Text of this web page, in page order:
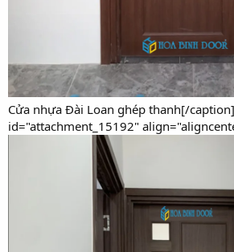
Cửa nhựa Đài Loan ghép thanh[/
id="attachment_15192"